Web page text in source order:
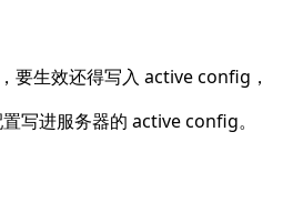
生效还得写入 active config，
写进服务器的 active config。